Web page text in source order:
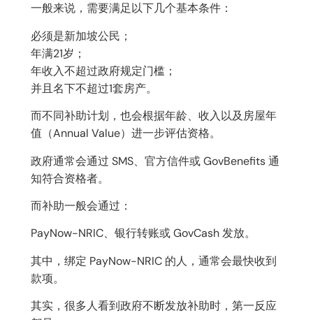
一般来说，需要满足以下几个基本条件：
必须是新加坡公民；
年满21岁；
年收入不超过政府规定门槛；
并且名下不超过1套房产。
而不同补助计划，也会根据年龄、收入以及房屋年
值（Annual Value）进一步评估资格。
政府通常会通过 SMS、官方信件或 GovBenefits 通
知符合资格者。
而补助一般会通过：
PayNow-NRIC、银行转账或 GovCash 发放。
其中，绑定 PayNow-NRIC 的人，通常会最快收到
款项。
其实，很多人看到政府不断发放补助时，第一反应